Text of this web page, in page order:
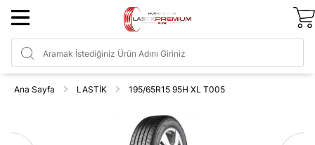
Ana Sayfa LASTİK 195/65R15 95H XL T005